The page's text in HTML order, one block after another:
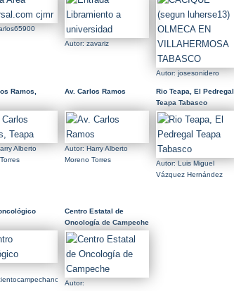
Autor: zavariz
TABASCO
Autor: josesonidero
Ramos,
Alberto
Av. Carlos Ramos
Autor: Harry Alberto
Moreno Torres
Rio Teapa, El Pedregal
Teapa Tabasco
Autor: Luis Miguel
Vázquez Hernández
Centro Estatal de
Oncología de Campeche
Autor: